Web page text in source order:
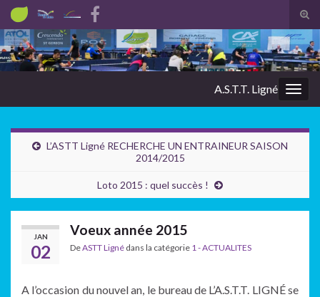
Search for:
A.S.T.T. Ligné
L’ASTT Ligné RECHERCHE UN ENTRAINEUR SAISON
2014/2015
Loto 2015 : quel succès !
JAN
02
Voeux année 2015
DeASTT Ligné dans la catégorie 1 - ACTUALITES
A l’occasion du nouvel an, le bureau de L’A.S.T.T. LIGNÉ se